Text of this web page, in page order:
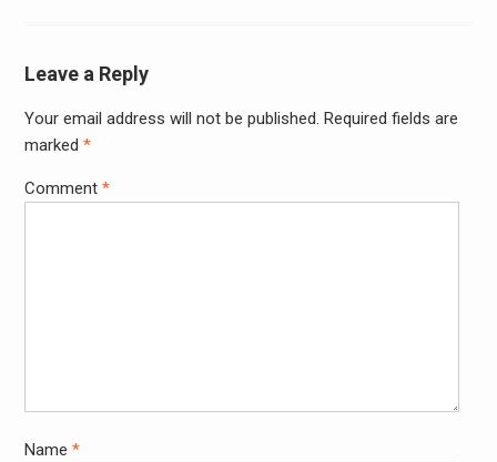
Leave a Reply
Your email address will not be published. Required fields are
marked *
Comment *
Name *